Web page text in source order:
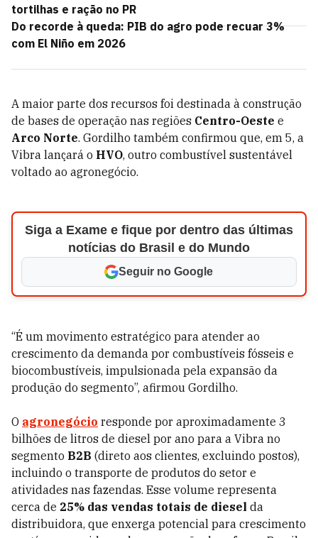
tortilhas e ração no PR
Do recorde à queda: PIB do agro pode recuar 3%
com El Niño em 2026
A maior parte dos recursos foi destinada à construção
de bases de operação nas regiões Centro-Oeste e
Arco Norte. Gordilho também confirmou que, em 5, a
Vibra lançará o HVO, outro combustível sustentável
voltado ao agronegócio.
Siga a Exame e fique por dentro das últimas
notícias do Brasil e do Mundo
Seguir no Google
“É um movimento estratégico para atender ao
crescimento da demanda por combustíveis fósseis e
biocombustíveis, impulsionada pela expansão da
produção do segmento”, afirmou Gordilho.
O agronegócio responde por aproximadamente 3
bilhões de litros de diesel por ano para a Vibra no
segmento B2B (direto aos clientes, excluindo postos),
incluindo o transporte de produtos do setor e
atividades nas fazendas. Esse volume representa
cerca de 25% das vendas totais de diesel da
distribuidora, que enxerga potencial para crescimento